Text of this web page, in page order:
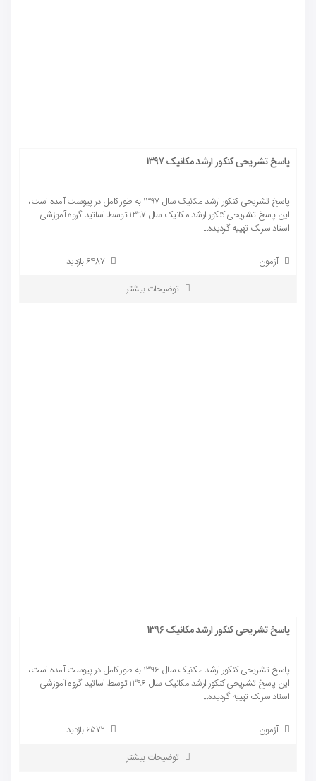
پاسخ تشریحی کنکور ارشد مکانیک 1397
پاسخ تشریحی کنکور ارشد مکانیک سال 1397 به طور کامل در پیوست آمده است،
این پاسخ تشریحی کنکور ارشد مکانیک سال 1397 توسط اساتید گروه آموزشی
استاد سرلک تهییه گردیده...
آزمون
6487 بازدید
توضیحات بیشتر
پاسخ تشریحی کنکور ارشد مکانیک 1396
پاسخ تشریحی کنکور ارشد مکانیک سال 1396 به طور کامل در پیوست آمده است،
این پاسخ تشریحی کنکور ارشد مکانیک سال 1396 توسط اساتید گروه آموزشی
استاد سرلک تهییه گردیده...
آزمون
توضیحات بیشتر